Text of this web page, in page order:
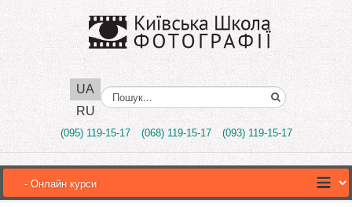
UA
RU
Поиск..
(095) 119-15-17 (068) 119-15-17 (093) 119-15-17